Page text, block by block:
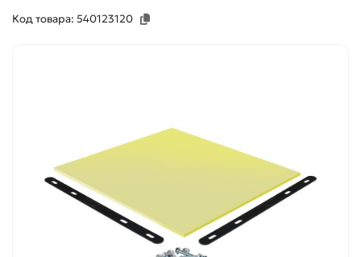
Код товара: 540123120